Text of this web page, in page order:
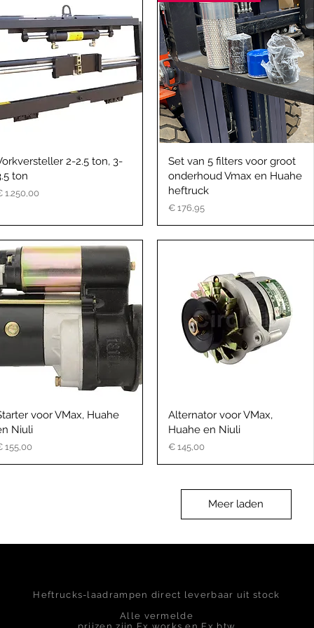
2-2.5 ton, 3-
ton
1.250,00
Set van 5 filters voor groot
onderhoud Vmax en Huahe
heftruck
Prijs
€ 176,95
voor VMax, Huahe
Niuli
155,00
Alternator voor VMax,
Huahe en Niuli
Prijs
€ 145,00
Meer laden
Heftrucks-laadrampen direct leverbaar uit stock
Alle vermelde